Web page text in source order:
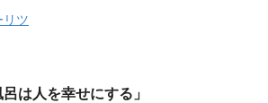
リツ
は人を幸せにする」